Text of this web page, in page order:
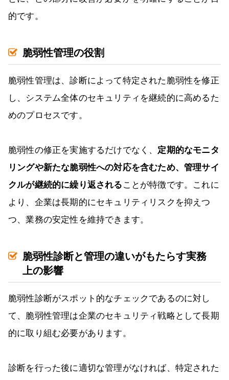
的です。
脆弱性管理の役割
脆弱性管理は、診断によって特定された脆弱性を修正
し、システム全体のセキュリティを継続的に高めるた
めのプロセスです。
脆弱性の修正を実施するだけでなく、 定期的なモニタ
リングや新たな脆弱性への対応を含むため、管理サイ
クルが継続的に繰り返される ことが特徴です。これに
より、企業は長期的にセキュリティリスクを抑えつ
つ、業務の安定性を維持できます。
脆弱性診断と管理の違いがもたらす実務
上の影響
脆弱性診断がスポット的なチェックであるのに対し
て、脆弱性管理は企業のセキュリティ戦略として長期
的に取り組む必要があります。
診断を行った後に適切な管理がなければ、特定された